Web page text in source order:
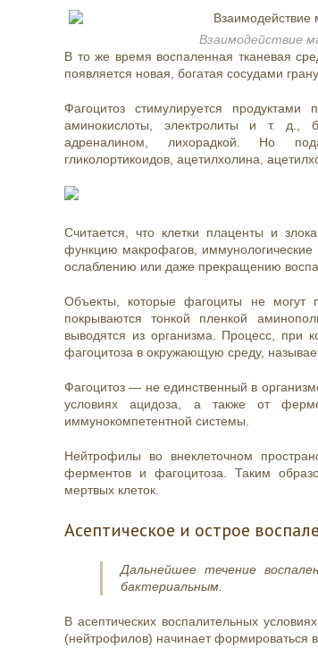
Взаимодействие
В то же время воспаленная тканевая
появляется новая, богатая сосудами
Фагоцитоз стимулируется
аминокислоты, электролиты и т. д.,
адреналином, лихорадкой. Но
гликолортикоидов, ацетилхолина,
Считается, что клетки плаценты и
функцию макрофагов,
ослаблению или даже прекращению
Объекты, которые фагоциты не могут
покрываются тонкой пленкой
выводятся из организма. Процесс, при
фагоцитоза в окружающую среду,
Фагоцитоз — не единственный в
условиях ацидоза, а также от
иммунокомпетентной системы.
Нейтрофилы во внеклеточном
ферментов и фагоцитоза. Таким
мертвых клеток.
Асептическое и острое
Дальнейшее течение
бактериальным.
В асептических воспалительных
(нейтрофилов) начинает формироваться